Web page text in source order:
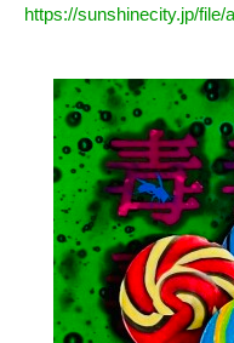
https://sunshinecity.jp/